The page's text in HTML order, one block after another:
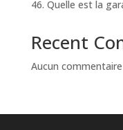
46. Quelle est la
Recent
Aucun